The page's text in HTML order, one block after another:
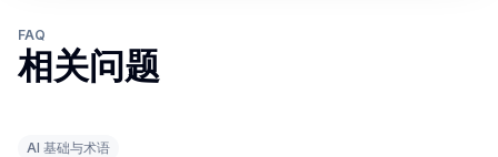
FAQ
相关问题
AI 基础与术语